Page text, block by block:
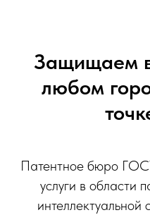
Защищаем
любом
Патентное бюро
услуги в области
интеллектуальной